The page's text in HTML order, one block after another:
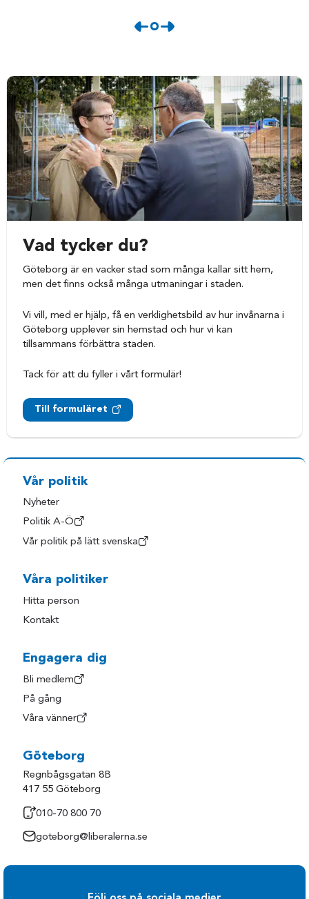
Vad tycker du?
Göteborg är en vacker stad som många kallar sitt hem,
men det finns också många utmaningar i staden.
Vi vill, med er hjälp, få en verklighetsbild av hur invånarna i
Göteborg upplever sin hemstad och hur vi kan
tillsammans förbättra staden.
Tack för att du fyller i vårt formulär!
Till formuläret
Vår politik
Nyheter
Politik A-Ö
Vår politik på lätt svenska
Våra politiker
Hitta person
Kontakt
Engagera dig
Bli medlem
På gång
Våra vänner
Göteborg
Regnbågsgatan 8B
417 55 Göteborg
010-70 800 70
goteborg@liberalerna.se